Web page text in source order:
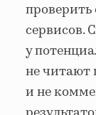
сервисов.
у
не читают
и не